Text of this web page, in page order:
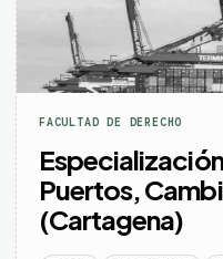
FACULTAD DE DERECHO
Puertos,
(Cartagena)